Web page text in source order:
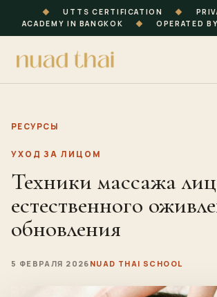
◆ UTTS CERTIFICATION ◆
ACADEMY IN BANGKOK
◆ OPERATED
РЕСУРСЫ
УХОД ЗА ЛИЦОМ
Техники массажа
естественного
обновления
5 ФЕВРАЛЯ 2026 NUAD THAI SCHOOL